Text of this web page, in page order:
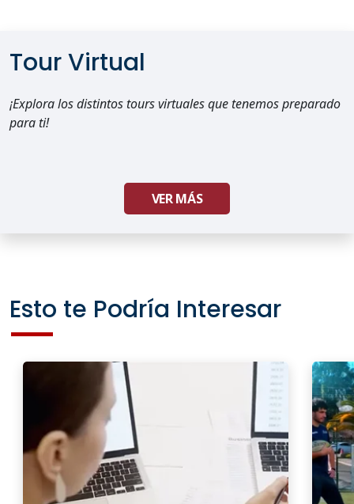
Tour Virtual
¡Explora los distintos tours virtuales que tenemos preparado
para ti!
VER MÁS
Esto te Podría Interesar